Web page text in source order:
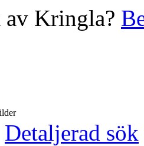
av Kringla?
Detaljerad sök